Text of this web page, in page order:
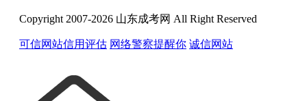
Copyright 2007-2026 山东成考网 All Right Reserved
可信网站信用评估 网络警察提醒你 诚信网站